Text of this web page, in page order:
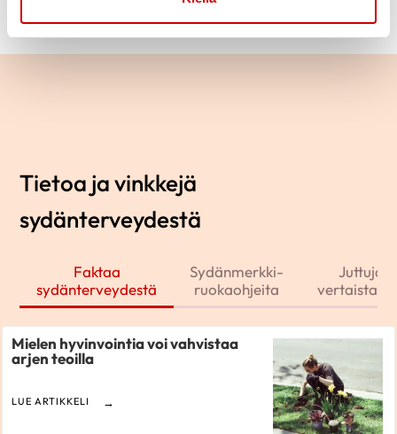
Tietoa ja vinkkejä
sydänterveydestä
Faktaa
sydänterveydestä
Sydänmerkki-
ruokaohjeita
Juttuja
Mielen hyvinvointia voi vahvistaa
arjen teoilla
LUE ARTIKKELI